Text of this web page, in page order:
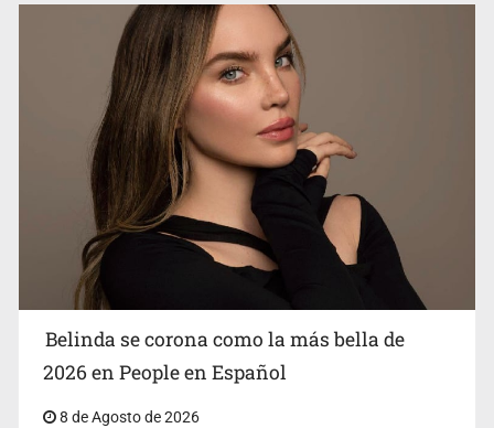
Ciclosporiasis no representa un riesgo epidemiológico
masivo
Belinda se corona como la más bella de
2026 en People en Español
8 de Agosto de 2026